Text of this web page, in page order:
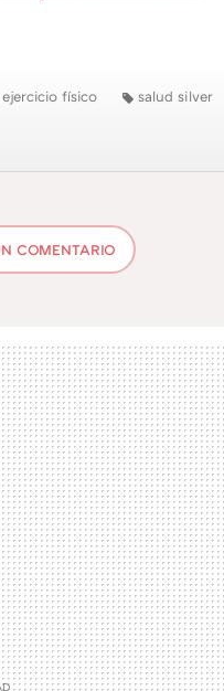
ejercicio físico salud silver
COMENTARIO